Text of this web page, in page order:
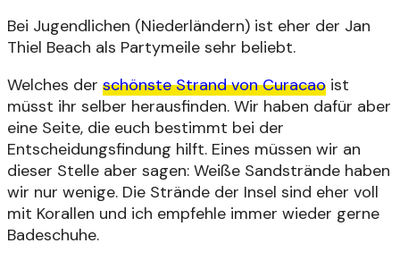
Bei Jugendlichen (Niederländern) ist eher der Jan
Thiel Beach als Partymeile sehr beliebt.
Welches der schönste Strand von Curacao ist
müsst ihr selber herausfinden. Wir haben dafür aber
eine Seite, die euch bestimmt bei der
Entscheidungsfindung hilft. Eines müssen wir an
dieser Stelle aber sagen: Weiße Sandstrände haben
wir nur wenige. Die Strände der Insel sind eher voll
mit Korallen und ich empfehle immer wieder gerne
Badeschuhe.